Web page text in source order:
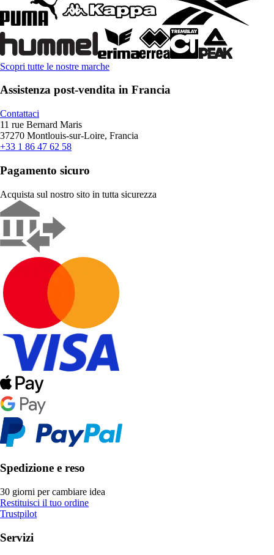
Scopri tutte le nostre marche
Assistenza post-vendita in Francia
Contattaci
11 rue Bernard Maris
37270 Montlouis-sur-Loire, Francia
+33 1 86 47 62 58
Pagamento sicuro
Acquista sul nostro sito in tutta sicurezza
Spedizione e reso
30 giorni per cambiare idea
Restituisci il tuo ordine
Trustpilot
Servizi